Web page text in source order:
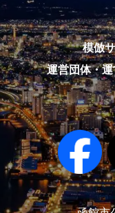
模倣
運営団体・